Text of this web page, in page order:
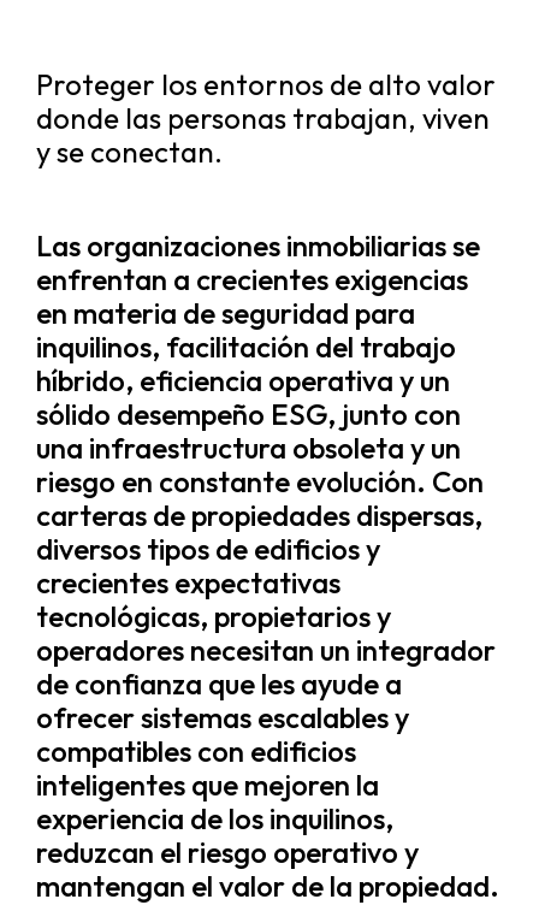
Proteger los entornos de alto valor
donde las personas trabajan, viven
y se conectan.
Las organizaciones inmobiliarias se
enfrentan a crecientes exigencias
en materia de seguridad para
inquilinos, facilitación del trabajo
híbrido, eficiencia operativa y un
sólido desempeño ESG, junto con
una infraestructura obsoleta y un
riesgo en constante evolución. Con
carteras de propiedades dispersas,
diversos tipos de edificios y
crecientes expectativas
tecnológicas, propietarios y
operadores necesitan un integrador
de confianza que les ayude a
ofrecer sistemas escalables y
compatibles con edificios
inteligentes que mejoren la
experiencia de los inquilinos,
reduzcan el riesgo operativo y
mantengan el valor de la propiedad.